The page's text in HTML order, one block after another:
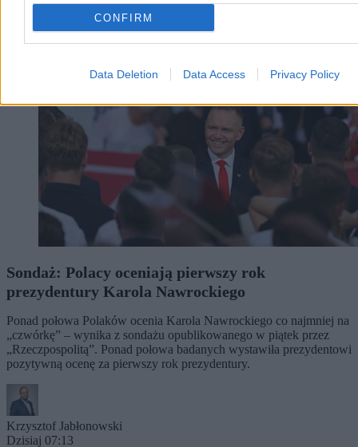
CONFIRM
Data Deletion Data Access Privacy Policy
Sondaż: Polacy oceniają pierwszy rok
prezydentury Karola Nawrockiego
Ponad połowa Polaków ocenia Karola Nawrockiego co najmniej na
„czwórkę” – wynika z sondażu opublikowanego w piątek przez
„Rzeczpospolitą”. Ponad połowa badanych wystawiła prezydentowi
pozytywną ocenę za pierwszy rok prezydentury.
Krzysztof Jabłonowski
Dzisiaj 07:13